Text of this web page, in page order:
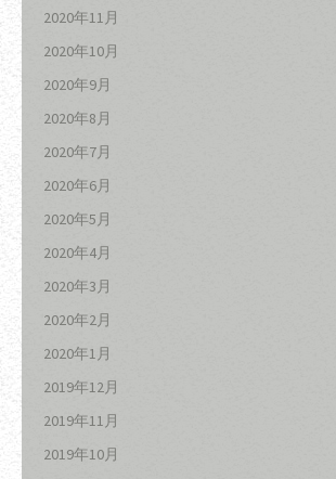
2020年11月
2020年10月
2020年9月
2020年8月
2020年7月
2020年6月
2020年5月
2020年4月
2020年3月
2020年2月
2020年1月
2019年12月
2019年11月
2019年10月